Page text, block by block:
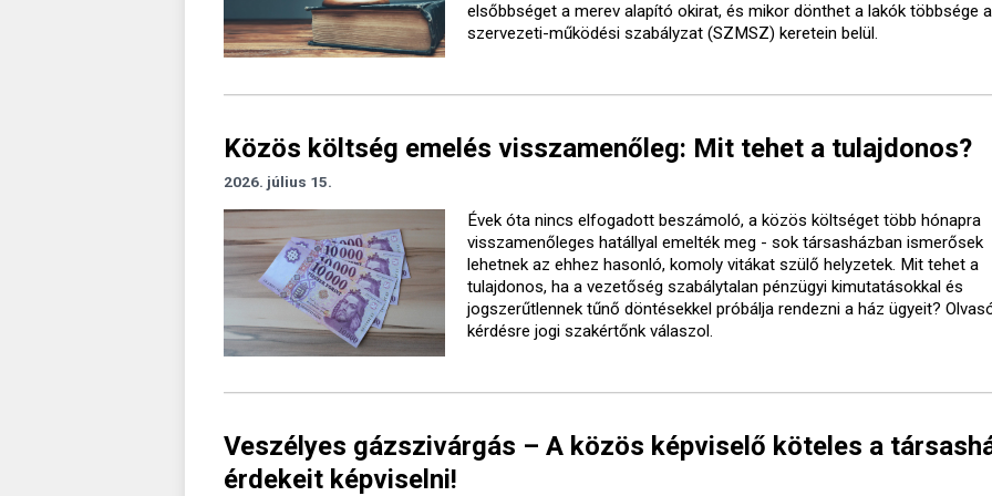
elsőbbséget a merev alapító okirat, és mikor dönthet a lakók többsége a
szervezeti-működési szabályzat (SZMSZ) keretein belül.
Közös költség emelés visszamenőleg: Mit tehet a tulajdonos?
2026. július 15.
Évek óta nincs elfogadott beszámoló, a közös költséget több hónapra
visszamenőleges hatállyal emelték meg - sok társasházban ismerősek
lehetnek az ehhez hasonló, komoly vitákat szülő helyzetek. Mit tehet a
tulajdonos, ha a vezetőség szabálytalan pénzügyi kimutatásokkal és
jogszerűtlennek tűnő döntésekkel próbálja rendezni a ház ügyeit?
kérdésre jogi szakértőnk válaszol.
Veszélyes gázszivárgás – A közös képviselő köteles a
érdekeit képviselni!